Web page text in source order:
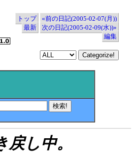
トップ
«前の日記(2005-02-07(月))
最新
次の日記(2005-02-09(水))»
編集
戻し中。